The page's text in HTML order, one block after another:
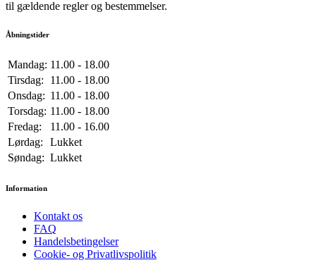
til gældende regler og bestemmelser.
Åbningstider
Mandag: 11.00 - 18.00
Tirsdag:
11.00 - 18.00
Onsdag: 11.00 - 18.00
Torsdag: 11.00 - 18.00
Fredag:
11.00 - 16.00
Lørdag:
Lukket
Søndag: Lukket
Information
Kontakt os
FAQ
Handelsbetingelser
Cookie- og Privatlivspolitik